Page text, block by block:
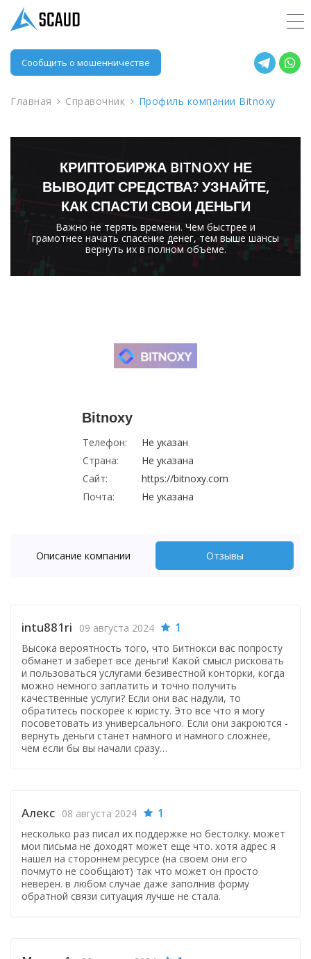
Сообщить о мошенничестве
Главная Справочник Профиль компании Bitnoxy
КРИПТОБИРЖА BITNOXY НЕ
ВЫВОДИТ СРЕДСТВА? УЗНАЙТЕ,
КАК СПАСТИ СВОИ ДЕНЬГИ
Важно не терять времени. Чем быстрее и
грамотнее начать спасение денег, тем выше шансы
вернуть их в полном объеме.
Bitnoxy
Телефон:
Не указан
Страна:
Не указана
Сайт:
https://bitnoxy.com
Почта:
Не указана
Описание компании Отзывы
intu881ri 09 августа 2024 1
Высока вероятность того, что Битнокси вас попросту
обманет и заберет все деньги! Какой смысл рисковать
и пользоваться услугами безивестной конторки, когда
можно немного заплатить и точно получить
качественные услуги? Если они вас надули, то
обратитесь поскорее к юристу. Это все что я могу
посоветовать из универсального. Если они закроются -
вернуть деньги станет намного и намного сложнее,
чем если бы вы начали сразу…
Алекс 08 августа 2024 1
несколько раз писал их поддержке но бестолку. может
мои письма не доходят может еще что. хотя адрес я
нашел на стороннем ресурсе (на своем они его
почмуто не сообщают) так что может он просто
неверен. в любом случае даже заполнив форму
обратной связи ситуация лучше не стала.